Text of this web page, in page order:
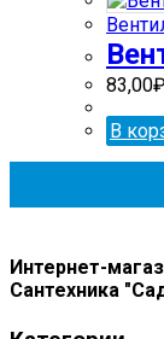
83,00₽
В
Интернет-
Сантехника